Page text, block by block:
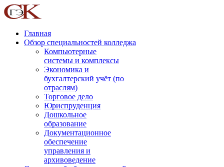
Главная
Обзор специальностей колледжа
Компьютерные
системы и комплексы
Экономика и
бухгалтерский учёт (по
отраслям)
Торговое дело
Юриспруденция
Дошкольное
образование
Документационное
обеспечение
управления и
архивоведение